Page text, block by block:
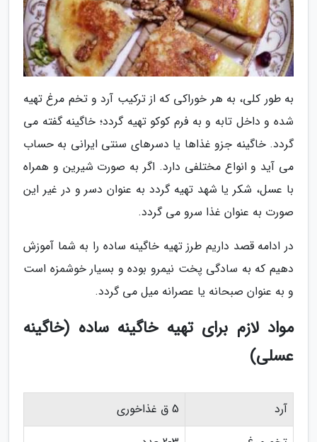
به طور کلی، به هر خوراکی که از ترکیب آرد و تخم مرغ تهیه
شده و داخل تابه و به فرم کوکو تهیه گردد؛ خاگینه گفته می
گردد. خاگینه جزو غذاها یا دسرهای سنتی ایرانی به حساب
می آید و انواع مختلفی دارد. اگر به صورت شیرین و همراه
با عسل، شکر یا شهد تهیه گردد به عنوان دسر و در غیر این
صورت به عنوان غذا سرو می گردد.
در ادامه قصد داریم طرز تهیه خاگینه ساده را به شما آموزش
دهیم که به سادگی پخت نیمرو بوده و بسیار خوشمزه است
و به عنوان صبحانه یا عصرانه میل می گردد.
مواد لازم برای تهیه خاگینه ساده (خاگینه
عسلی)
آرد
5 ق غذاخوری